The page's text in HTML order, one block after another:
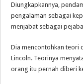
Diungkapkannya,
pengalaman sebagai
menjabat sebagai
Dia mencontohkan teori
Lincoln. Teorinya
orang itu pernah diberi